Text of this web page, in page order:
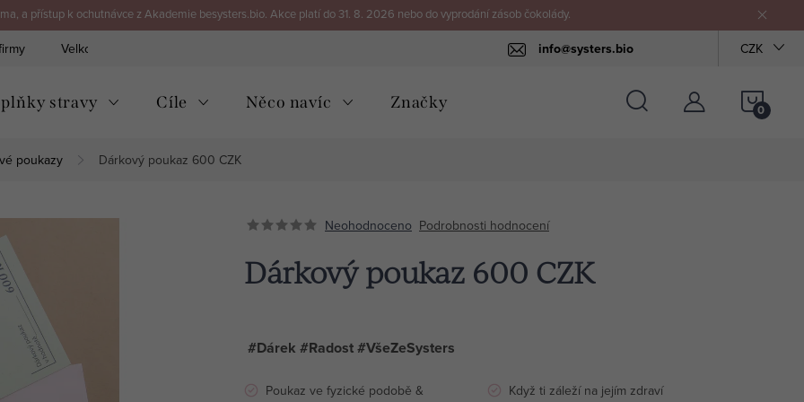
a přístup k ochutnávce z Akademie besysters.bio. Akce platí do 31. 8. 2026 nebo do vyprodání zásob čokolády.
info@systers.bio
Velkoobchod CZK
stravy Cíle Něco navíc Značky
poukazy Dárkový poukaz 600 CZK
Neohodnoceno Podrobnosti hodnocení
Dárkový poukaz 600 CZK
#Dárek #Radost #VšeZeSysters
Poukaz ve fyzické podobě &
Když ti záleží na jejím zdraví